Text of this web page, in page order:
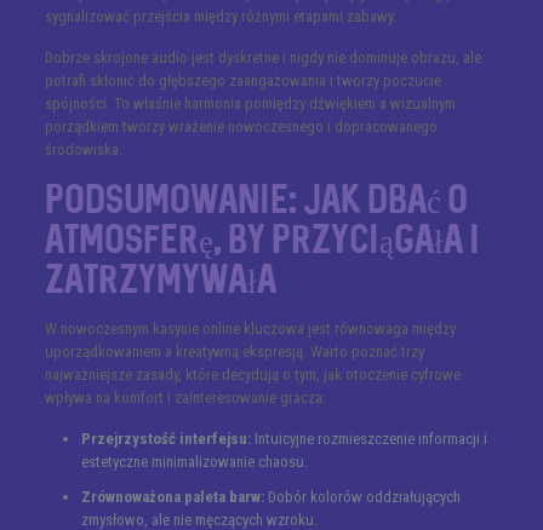
sygnalizować przejścia między różnymi etapami zabawy.
Dobrze skrojone audio jest dyskretne i nigdy nie dominuje obrazu, ale
potrafi skłonić do głębszego zaangażowania i tworzy poczucie
spójności. To właśnie harmonia pomiędzy dźwiękiem a wizualnym
porządkiem tworzy wrażenie nowoczesnego i dopracowanego
środowiska.
Podsumowanie: jak dbać o
atmosferę, by przyciągała i
zatrzymywała
W nowoczesnym kasynie online kluczowa jest równowaga między
uporządkowaniem a kreatywną ekspresją. Warto poznać trzy
najważniejsze zasady, które decydują o tym, jak otoczenie cyfrowe
wpływa na komfort i zainteresowanie gracza:
Przejrzystość interfejsu:Intuicyjne rozmieszczenie informacji i
estetyczne minimalizowanie chaosu.
Zrównoważona paleta barw:Dobór kolorów oddziałujących
zmysłowo, ale nie męczących wzroku.